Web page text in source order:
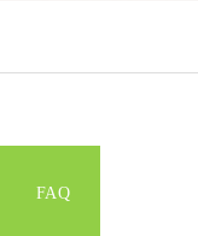
FAQ